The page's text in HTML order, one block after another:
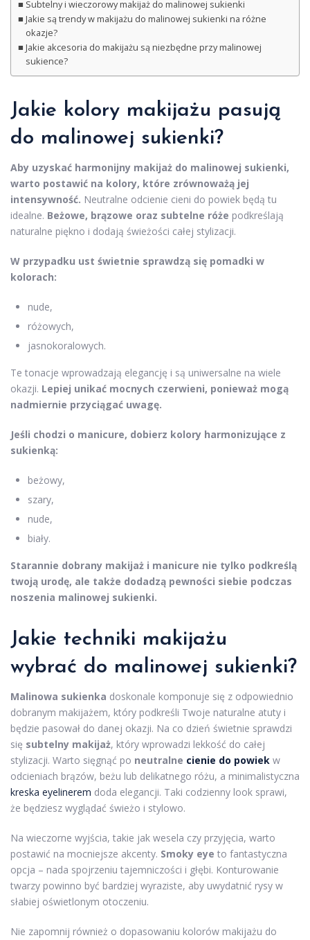
Subtelny i wieczorowy makijaż do malinowej sukienki
Jakie są trendy w makijażu do malinowej sukienki na różne
okazje?
Jakie akcesoria do makijażu są niezbędne przy malinowej
sukience?
Jakie kolory makijażu pasują
do malinowej sukienki?
Aby uzyskać harmonijny makijaż do malinowej sukienki,
warto postawić na kolory, które zrównoważą jej
intensywność. Neutralne odcienie cieni do powiek będą tu
idealne. Beżowe, brązowe oraz subtelne róże podkreślają
naturalne piękno i dodają świeżości całej stylizacji.
W przypadku ust świetnie sprawdzą się pomadki w
kolorach:
nude,
różowych,
jasnokoralowych.
Te tonacje wprowadzają elegancję i są uniwersalne na wiele
okazji. Lepiej unikać mocnych czerwieni, ponieważ mogą
nadmiernie przyciągać uwagę.
Jeśli chodzi o manicure, dobierz kolory harmonizujące z
sukienką:
beżowy,
szary,
nude,
biały.
Starannie dobrany makijaż i manicure nie tylko podkreślą
twoją urodę, ale także dodadzą pewności siebie podczas
noszenia malinowej sukienki.
Jakie techniki makijażu
wybrać do malinowej sukienki?
Malinowa sukienka doskonale komponuje się z odpowiednio
dobranym makijażem, który podkreśli Twoje naturalne atuty i
będzie pasował do danej okazji. Na co dzień świetnie sprawdzi
się subtelny makijaż, który wprowadzi lekkość do całej
stylizacji. Warto sięgnąć po neutralne cienie do powiek w
odcieniach brązów, beżu lub delikatnego różu, a minimalistyczna
kreska eyelinerem doda elegancji. Taki codzienny look sprawi,
że będziesz wyglądać świeżo i stylowo.
Na wieczorne wyjścia, takie jak wesela czy przyjęcia, warto
postawić na mocniejsze akcenty. Smoky eye to fantastyczna
opcja – nada spojrzeniu tajemniczości i głębi. Konturowanie
twarzy powinno być bardziej wyraziste, aby uwydatnić rysy w
słabiej oświetlonym otoczeniu.
Nie zapomnij również o dopasowaniu kolorów makijażu do